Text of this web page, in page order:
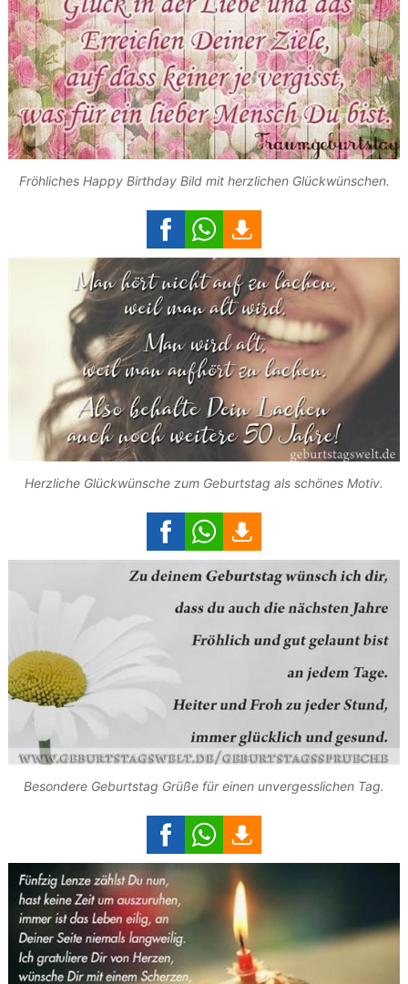
Fröhliches Happy Birthday Bild mit herzlichen Glückwünschen.
Herzliche Glückwünsche zum Geburtstag als schönes Motiv.
Besondere Geburtstag Grüße für einen unvergesslichen Tag.